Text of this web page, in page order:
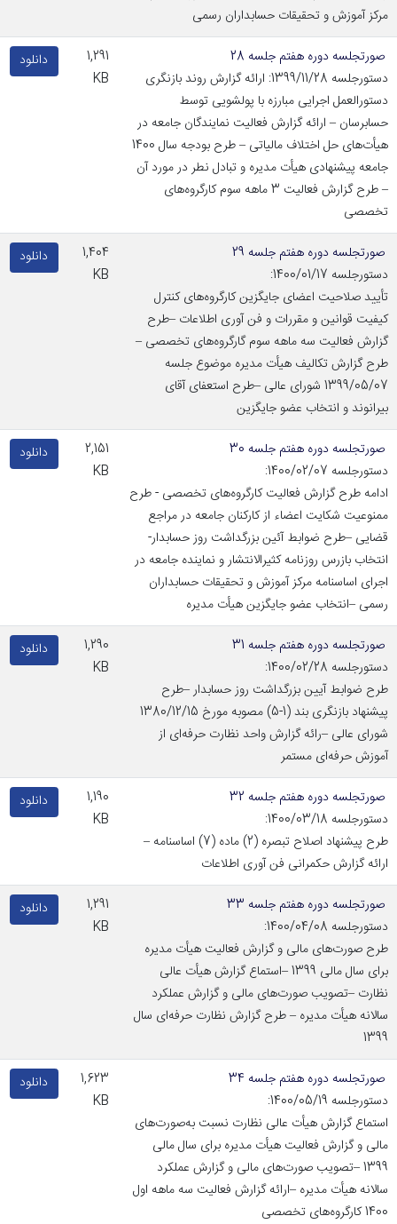
مرکز آموزش و تحقیقات حسابداران رسمی
صورتجلسه دوره هفتم جلسه 28
دستورجلسه 1399/11/28: ارائه گزارش روند بازنگری
دستورالعمل اجرایی مبارزه با پولشویی توسط
حسابرسان – ارائه گزارش فعالیت نمایندگان جامعه در
هیأت‌های حل اختلاف مالیاتی – طرح بودجه سال 1400
جامعه پیشنهادی هیأت مدیره و تبادل نطر در مورد آن
– طرح گزارش فعالیت 3 ماهه سوم کارگروه‌های
تخصصی
1,291
KB
دانلود
صورتجلسه دوره هفتم جلسه 29
دستورجلسه 1400/01/17:
تأیید صلاحیت اعضای جایگزین کارگروه‌های کنترل
کیفیت قوانین و مقررات و فن آوری اطلاعات –طرح
گزارش فعالیت سه ماهه سوم گارگروه‌های تخصصی –
طرح گزارش تکالیف هیأت مدیره موضوع جلسه
1399/05/07 شورای عالی –طرح استعفای آقای
بیرانوند و انتخاب عضو جایگزین
1,404
KB
دانلود
صورتجلسه دوره هفتم جلسه 30
دستورجلسه 1400/02/07:
ادامه طرح گزارش فعالیت کارگروه‌های تخصصی - طرح
ممنوعیت شکایت اعضاء از کارکنان جامعه در مراجع
قضایی –طرح ضوابط آئین بزرگداشت روز حسابدار-
انتخاب بازرس روزنامه کثیرالانتشار و نماینده جامعه در
اجرای اساسنامه مرکز آموزش و تحقیقات حسابداران
رسمی –انتخاب عضو جایگزین هیأت مدیره
2,151
KB
دانلود
صورتجلسه دوره هفتم جلسه 31
دستورجلسه 1400/02/28:
طرح ضوابط آیین بزرگداشت روز حسابدار –طرح
پیشنهاد بازنگری بند (1-5) مصوبه مورخ 1380/12/15
شورای عالی –رائه گزارش واحد نظارت حرفه‌ای از
آموزش حرفه‌ای مستمر
1,290
KB
دانلود
صورتجلسه دوره هفتم جلسه 32
دستورجلسه 1400/03/18:
طرح پیشنهاد اصلاح تبصره (2) ماده (7) اساسنامه –
ارائه گزارش حکمرانی فن آوری اطلاعات
1,190
KB
دانلود
صورتجلسه دوره هفتم جلسه 33
دستورجلسه 1400/04/08:
طرح صورت‌های مالی و گزارش فعالیت هیأت مدیره
برای سال مالی 1399 –استماع گزارش هیأت عالی
نظارت –تصویب صورت‌های مالی و گزارش عملکرد
سالانه هیأت مدیره – طرح گزارش نظارت حرفه‌ای سال
1399
1,291
KB
دانلود
صورتجلسه دوره هفتم جلسه 34
دستورجلسه 1400/05/19:
استماع گزارش هیأت عالی نظارت نسبت به‌صورت‌های
مالی و گزارش فعالیت هیأت مدیره برای سال مالی
1399 –تصویب صورت‌های مالی و گزارش عملکرد
سالانه هیأت مدیره –ارائه گزارش فعالیت سه ماهه اول
1400 کارگروه‌های تخصصی
1,623
KB
دانلود